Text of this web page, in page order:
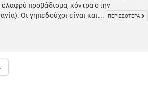
προβάδισμα, κόντρα στην
Οι γηπεδούχοι είναι και...
ΠΕΡΙΣΣΟΤΕΡΑ